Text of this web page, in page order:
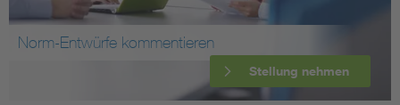
Norm-Entwürfe kommentieren
Stellung nehmen